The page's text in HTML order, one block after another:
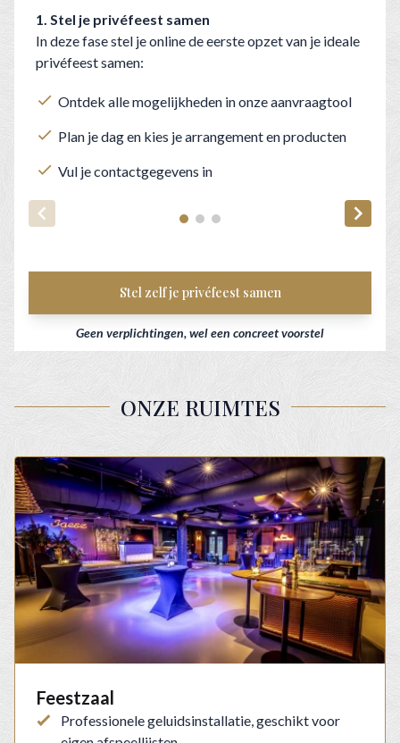
1. Stel je privéfeest samen
In deze fase stel je online de eerste opzet van je ideale
privéfeest samen:
Ontdek alle mogelijkheden in onze aanvraagtool
Plan je dag en kies je arrangement en producten
Vul je contactgegevens in
Stel zelf je privéfeest samen
Geen verplichtingen, wel een concreet voorstel
ONZE RUIMTES
Feestzaal
Professionele geluidsinstallatie, geschikt voor